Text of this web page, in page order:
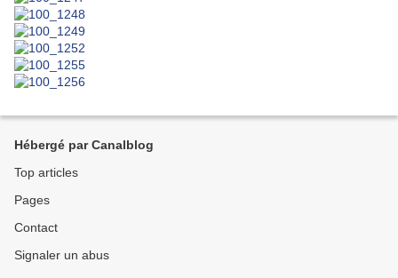
Hébergé par Canalblog
Top articles
Pages
Contact
Signaler un abus